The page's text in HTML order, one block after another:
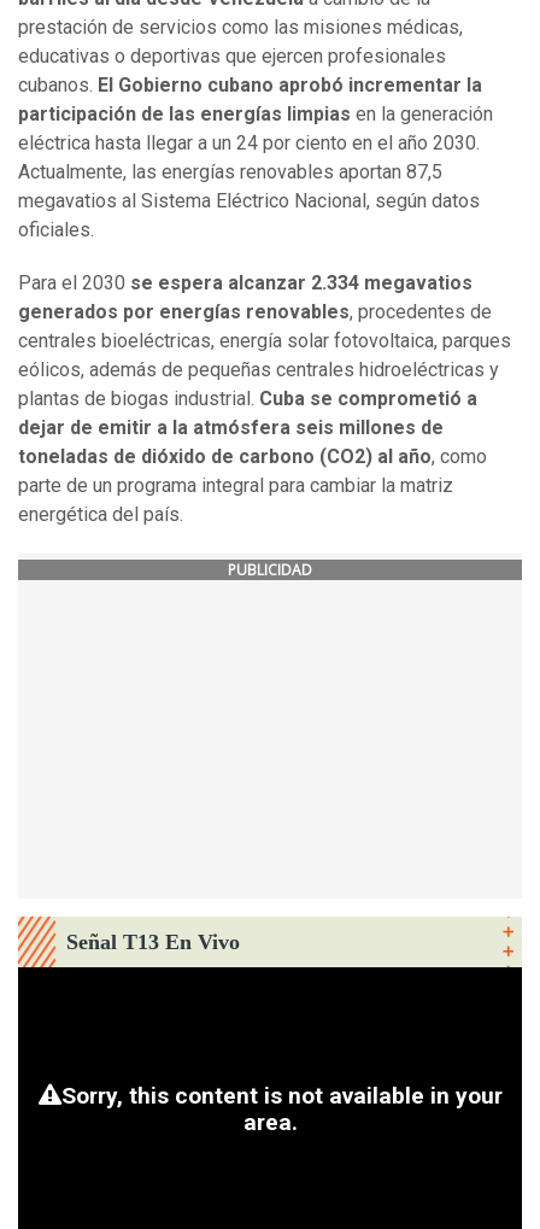
prestación de servicios como las misiones médicas,
educativas o deportivas que ejercen profesionales
cubanos. El Gobierno cubano aprobó incrementar la
participación de las energías limpias en la generación
eléctrica hasta llegar a un 24 por ciento en el año 2030.
Actualmente, las energías renovables aportan 87,5
megavatios al Sistema Eléctrico Nacional, según datos
oficiales.
Para el 2030 se espera alcanzar 2.334 megavatios
generados por energías renovables, procedentes de
centrales bioeléctricas, energía solar fotovoltaica, parques
eólicos, además de pequeñas centrales hidroeléctricas y
plantas de biogas industrial. Cuba se comprometió a
dejar de emitir a la atmósfera seis millones de
toneladas de dióxido de carbono (CO2) al año, como
parte de un programa integral para cambiar la matriz
energética del país.
PUBLICIDAD
Señal T13 En Vivo